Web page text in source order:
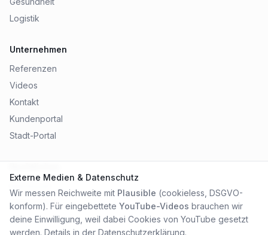
Logistik
Unternehmen
Referenzen
Videos
Kontakt
Kundenportal
Stadt-Portal
Datenschutz
AGB
Externe Medien & Datenschutz
Wir messen Reichweite mit Plausible (cookieless, DSGVO-
konform). Für eingebettete YouTube-Videos brauchen wir
deine Einwilligung, weil dabei Cookies von YouTube gesetzt
werden. Details in der Datenschutzerklärung.